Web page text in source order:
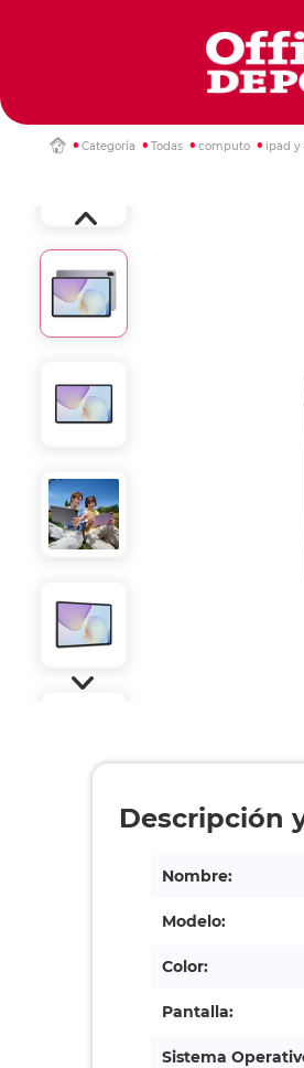
Categoría Todas computo ipad y
Descripción
Nombre:
Modelo:
Color:
Pantalla:
Sistema